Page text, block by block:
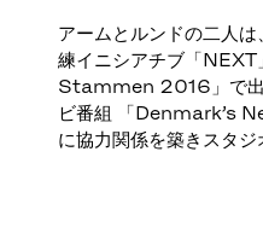
アームとルンドの二人
練イニシアチブ「
Stammen 2016」で出
ビ番組 「Denmark’s
に協力関係を築きスタジ